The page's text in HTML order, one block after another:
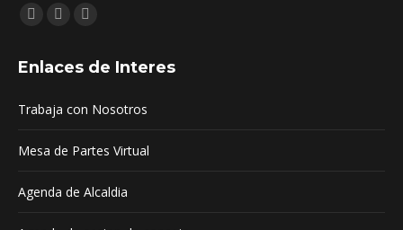
Encuéntranos en:
Facebook
opens
new
YouTube
opens
new
Mail
opens
new
Enlaces de Interes
Trabaja con Nosotros
Mesa de Partes Virtual
Agenda de Alcaldia